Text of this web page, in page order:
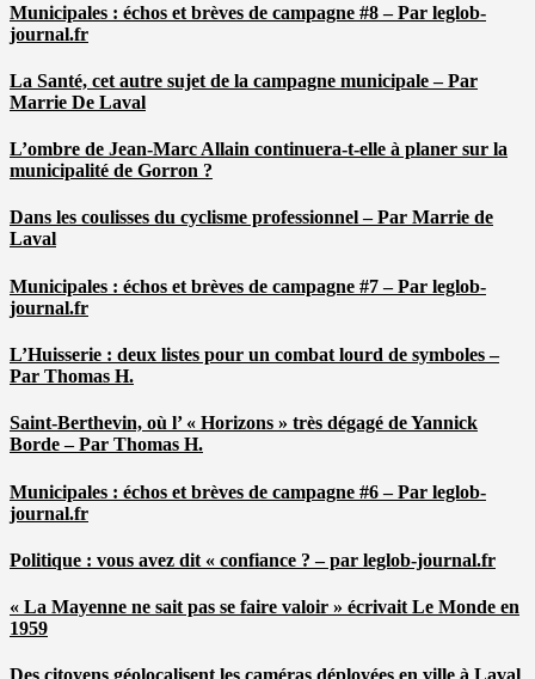
Municipales : échos et brèves de campagne #8 – Par leglob-
journal.fr
La Santé, cet autre sujet de la campagne municipale – Par
Marrie De Laval
L’ombre de Jean-Marc Allain continuera-t-elle à planer sur la
municipalité de Gorron ?
Dans les coulisses du cyclisme professionnel – Par Marrie de
Laval
Municipales : échos et brèves de campagne #7 – Par leglob-
journal.fr
L’Huisserie : deux listes pour un combat lourd de symboles –
Par Thomas H.
Saint-Berthevin, où l’ « Horizons » très dégagé de Yannick
Borde – Par Thomas H.
Municipales : échos et brèves de campagne #6 – Par leglob-
journal.fr
Politique : vous avez dit « confiance ? – par leglob-journal.fr
« La Mayenne ne sait pas se faire valoir » écrivait Le Monde en
1959